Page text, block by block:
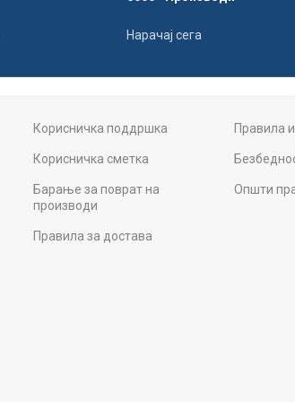
Нарачај сега
Корисничка поддршка
Корисничка сметка
Барање за поврат на
производи
Правила за достава
Правила
Општи